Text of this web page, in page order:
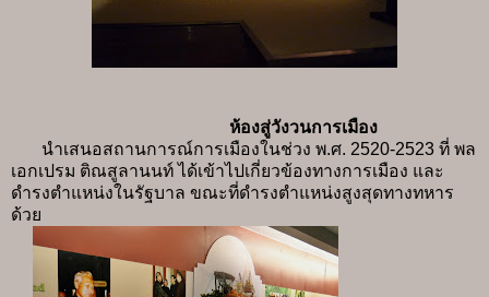
ห้องสู่วังวนการเมือง
นำเสนอสถานการณ์การเมืองในช่วง พ.ศ. 2520-2523 ที่ พล
เอกเปรม ติณสูลานนท์ ได้เข้าไปเกี่ยวข้องทางการเมือง และ
ดำรงตำแหน่งในรัฐบาล ขณะที่ดำรงตำแหน่งสูงสุดทางทหาร
ด้วย